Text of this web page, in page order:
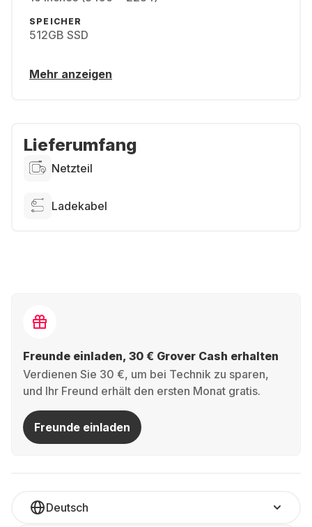
SPEICHER
512GB SSD
Mehr anzeigen
Lieferumfang
Netzteil
Ladekabel
Freunde einladen, 30 € Grover Cash erhalten
Verdienen Sie 30 €, um bei Technik zu sparen,
und Ihr Freund erhält den ersten Monat gratis.
Freunde einladen
Deutsch